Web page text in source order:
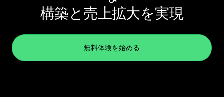
構築と売上拡大を実現
無料体験を始める